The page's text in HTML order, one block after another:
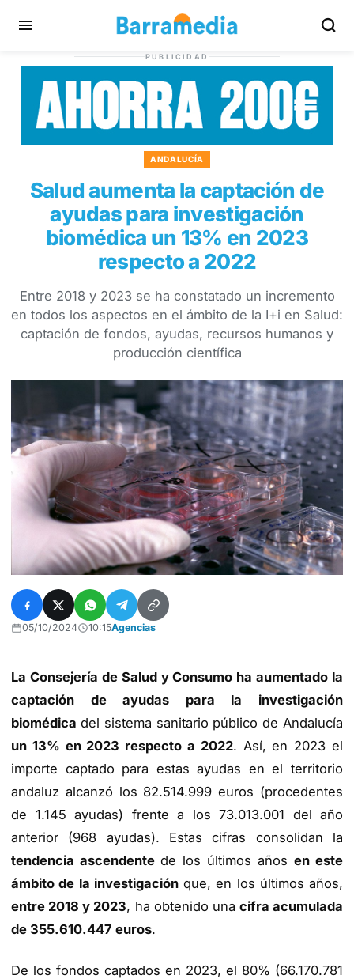
PUBLICIDAD
ANDALUCÍA
Salud aumenta la captación de
ayudas para investigación
biomédica un 13% en 2023
respecto a 2022
Entre 2018 y 2023 se ha constatado un incremento
en todos los aspectos en el ámbito de la I+i en Salud:
captación de fondos, ayudas, recursos humanos y
producción científica
05/10/2024 10:15Agencias
La Consejería de Salud y Consumo ha aumentado la
captación de ayudas para la investigación
biomédica del sistema sanitario público de Andalucía
un 13% en 2023 respecto a 2022. Así, en 2023 el
importe captado para estas ayudas en el territorio
andaluz alcanzó los 82.514.999 euros (procedentes
de 1.145 ayudas) frente a los 73.013.001 del año
anterior (968 ayudas). Estas cifras consolidan la
tendencia ascendente de los últimos años en este
ámbito de la investigaciónque, en los últimos años,
entre 2018 y 2023, ha obtenido una cifra acumulada
de 355.610.447 euros.
De los fondos captados en 2023, el 80% (66.170.781